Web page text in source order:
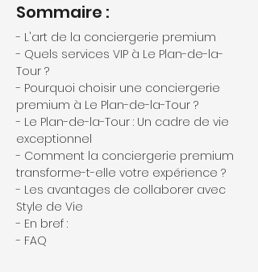
Sommaire :
- L'art de la conciergerie premium
- Quels services VIP à Le Plan-de-la-
Tour ?
- Pourquoi choisir une conciergerie
premium à Le Plan-de-la-Tour ?
- Le Plan-de-la-Tour : Un cadre de vie
exceptionnel
- Comment la conciergerie premium
transforme-t-elle votre expérience ?
- Les avantages de collaborer avec
Style de Vie
- En bref :
- FAQ